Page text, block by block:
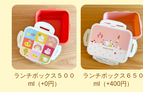
ランチボックス５００
ml（+0円）
ランチボックス６５０
ml（+400円）